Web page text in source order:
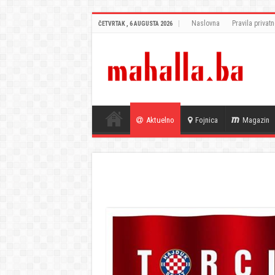
ČETVRTAK , 6 AUGUSTA 2026 Naslovna Pravila
Aktuelno Fojnica Magazin